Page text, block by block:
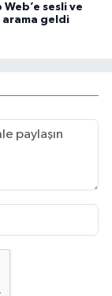
sesli ve
geldi